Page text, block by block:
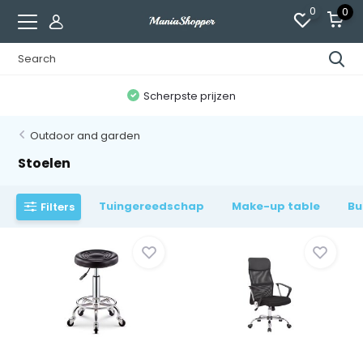
0 0
Scherpste prijzen
Outdoor and garden
Stoelen
Filters Tuingereedschap Make-up table